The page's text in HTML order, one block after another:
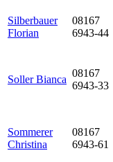
Silberbauer
Florian
08167
6943-44
Soller Bianca
08167
6943-33
Sommerer
Christina
08167
6943-61